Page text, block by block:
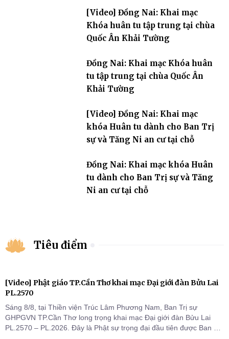
[Video] Đồng Nai: Khai mạc
Khóa huân tu tập trung tại chùa
Quốc Ân Khải Tường
Đồng Nai: Khai mạc Khóa huân
tu tập trung tại chùa Quốc Ân
Khải Tường
[Video] Đồng Nai: Khai mạc
khóa Huân tu dành cho Ban Trị
sự và Tăng Ni an cư tại chỗ
Đồng Nai: Khai mạc khóa Huân
tu dành cho Ban Trị sự và Tăng
Ni an cư tại chỗ
Tiêu điểm
[Video] Phật giáo TP.Cần Thơ khai mạc Đại giới đàn Bửu Lai
PL.2570
Sáng 8/8, tại Thiền viện Trúc Lâm Phương Nam, Ban Trị sự
GHPGVN TP.Cần Thơ long trọng khai mạc Đại giới đàn Bửu Lai
PL.2570 – PL.2026. Đây là Phật sự trọng đại đầu tiên được Ban Trị